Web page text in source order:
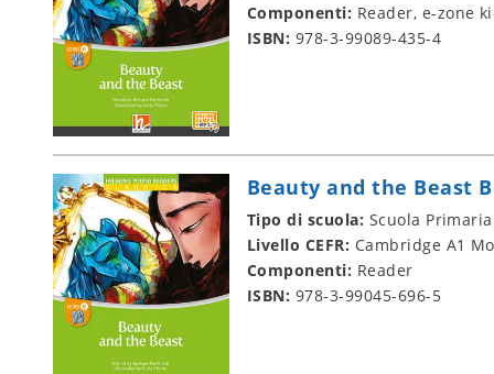
Componenti: Reader, e-zone
ISBN: 978-3-99089-435-4
Beauty and the Beast
Tipo di scuola: Scuola Primaria
Livello CEFR: Cambridge A1
Componenti: Reader
ISBN: 978-3-99045-696-5